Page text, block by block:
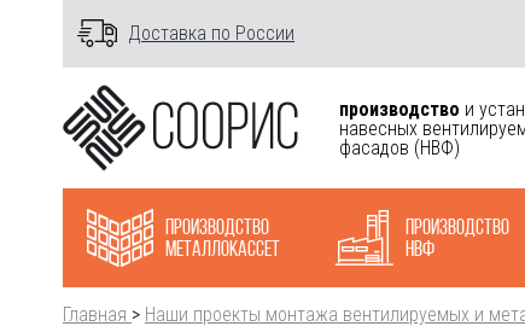
Доставка по России
производство и
навесных
фасадов (НВФ)
Производство
металлокасcет
Производство
НВФ
Главная > Наши проекты монтажа вентилируемых и